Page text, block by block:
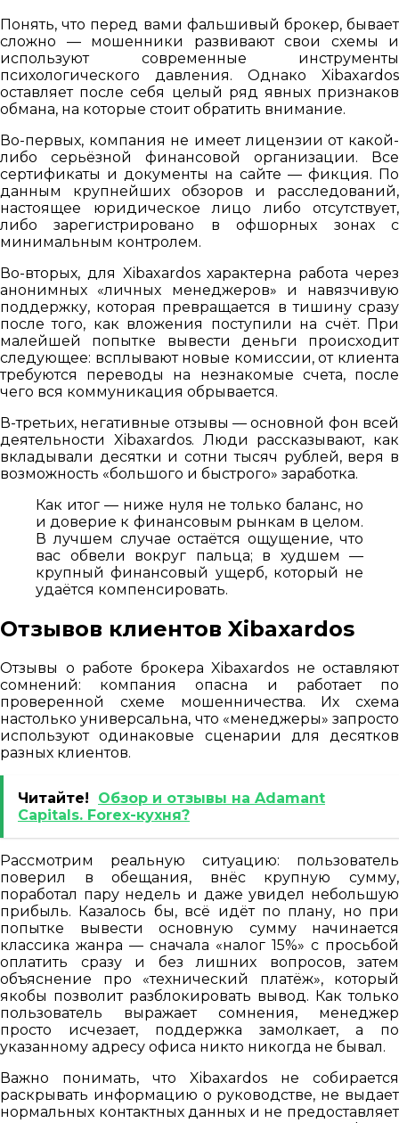
Понять, что перед вами фальшивый брокер, бывает
сложно — мошенники развивают свои схемы и
используют современные инструменты
психологического давления. Однако Xibaxardos
оставляет после себя целый ряд явных признаков
обмана, на которые стоит обратить внимание.
Во-первых, компания не имеет лицензии от какой-
либо серьёзной финансовой организации. Все
сертификаты и документы на сайте — фикция. По
данным крупнейших обзоров и расследований,
настоящее юридическое лицо либо отсутствует,
либо зарегистрировано в офшорных зонах с
минимальным контролем.
Во-вторых, для Xibaxardos характерна работа через
анонимных «личных менеджеров» и навязчивую
поддержку, которая превращается в тишину сразу
после того, как вложения поступили на счёт. При
малейшей попытке вывести деньги происходит
следующее: всплывают новые комиссии, от клиента
требуются переводы на незнакомые счета, после
чего вся коммуникация обрывается.
В-третьих, негативные отзывы — основной фон всей
деятельности Xibaxardos. Люди рассказывают, как
вкладывали десятки и сотни тысяч рублей, веря в
возможность «большого и быстрого» заработка.
Как итог — ниже нуля не только баланс, но
и доверие к финансовым рынкам в целом.
В лучшем случае остаётся ощущение, что
вас обвели вокруг пальца; в худшем —
крупный финансовый ущерб, который не
удаётся компенсировать.
Отзывов клиентов Xibaxardos
Отзывы о работе брокера Xibaxardos не оставляют
сомнений: компания опасна и работает по
проверенной схеме мошенничества. Их схема
настолько универсальна, что «менеджеры» запросто
используют одинаковые сценарии для десятков
разных клиентов.
Читайте!
Обзор и отзывы на Adamant
Capitals. Forex-кухня?
Рассмотрим реальную ситуацию: пользователь
поверил в обещания, внёс крупную сумму,
поработал пару недель и даже увидел небольшую
прибыль. Казалось бы, всё идёт по плану, но при
попытке вывести основную сумму начинается
классика жанра — сначала «налог 15%» с просьбой
оплатить сразу и без лишних вопросов, затем
объяснение про «технический платёж», который
якобы позволит разблокировать вывод. Как только
пользователь выражает сомнения, менеджер
просто исчезает, поддержка замолкает, а по
указанному адресу офиса никто никогда не бывал.
Важно понимать, что Xibaxardos не собирается
раскрывать информацию о руководстве, не выдает
нормальных контактных данных и не предоставляет